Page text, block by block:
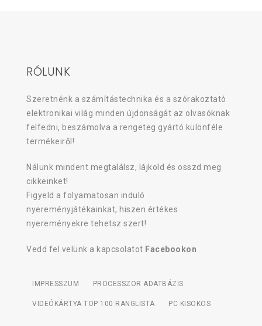
RÓLUNK
Szeretnénk a számítástechnika és a szórakoztató
elektronikai világ minden újdonságát az olvasóknak
felfedni, beszámolva a rengeteg gyártó különféle
termékeiről!
Nálunk mindent megtalálsz, lájkold és osszd meg
cikkeinket!
Figyeld a folyamatosan induló
nyereményjátékainkat, hiszen értékes
nyereményekre tehetsz szert!
Vedd fel velünk a kapcsolatot Facebookon
IMPRESSZUM PROCESSZOR ADATBÁZIS
VIDEÓKÁRTYA TOP 100 RANGLISTA PC KISOKOS